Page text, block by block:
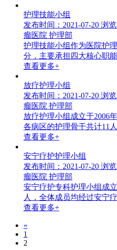
护理技能小组
发布时间：2021-07-20 浏
瘤医院 护理部
护理技能小组作为医院护
分，主要承担四大核心职能
查看更多+
放疗护理小组
发布时间：2021-07-20 浏
瘤医院 护理部
放疗护理小组成立于2006
各病区的护理骨干共计11人
查看更多+
安宁疗护护理小组
发布时间：2021-07-20 浏
瘤医院 护理部
安宁疗护专科护理小组成
人，全体成员均经过安宁
查看更多+
«
1
2